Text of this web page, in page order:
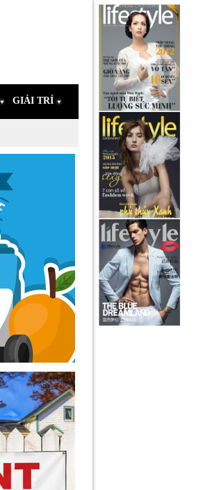
GIẢI TRÍ